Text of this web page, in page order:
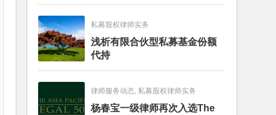
私募股权律师实务
浅析有限合伙型私募基金份额
代持
律师服务动态, 私募股权律师实务
杨春宝一级律师再次入选The